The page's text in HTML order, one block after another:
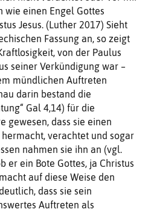
wie einen Engel Gottes
Jesus. (Luther 2017) Sieht
Fassung an, so zeigt
von der Paulus
seiner Verkündigung war –
mündlichen Auftreten
darin bestand die
Gal 4,14) für die
gewesen, dass sie einen
verachtet und sogar
nahmen sie ihn an (vgl.
er ein Bote Gottes, ja Christus
auf diese Weise den
dass sie sein
Auftreten als